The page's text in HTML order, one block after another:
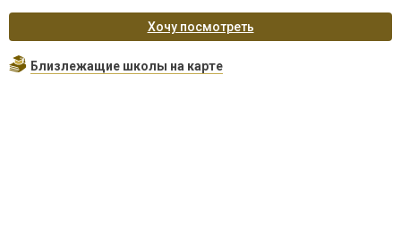
Хочу посмотреть
Близлежащие школы на карте